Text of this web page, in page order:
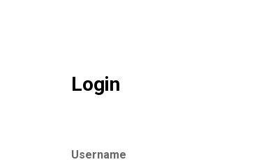
Login
Username